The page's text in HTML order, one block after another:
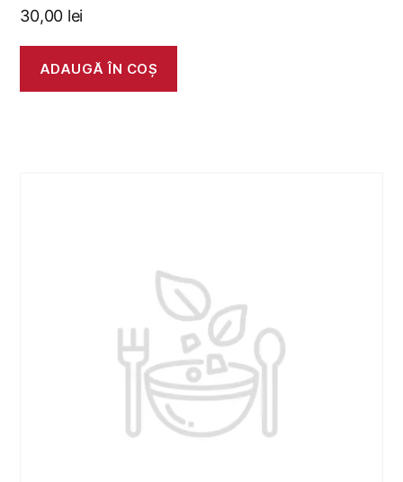
30,00 lei
ADAUGĂ ÎN COȘ